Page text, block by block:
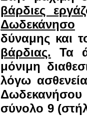
βάρδιες
Δωδεκάνησο
δύναμης και
βάρδιας. Τα
μόνιμη
λόγω
σύνολο 9